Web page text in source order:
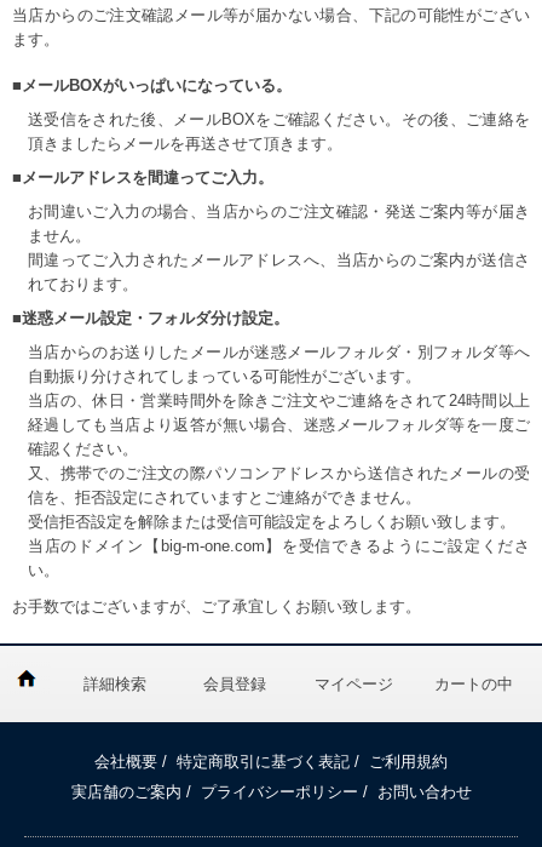
当店からのご注文確認メール等が届かない場合、下記の可能性がござい
ます。
■メールBOXがいっぱいになっている。
送受信をされた後、メールBOXをご確認ください。その後、ご連絡を
頂きましたらメールを再送させて頂きます。
■メールアドレスを間違ってご入力。
お間違いご入力の場合、当店からのご注文確認・発送ご案内等が届き
ません。
間違ってご入力されたメールアドレスへ、当店からのご案内が送信さ
れております。
■迷惑メール設定・フォルダ分け設定。
当店からのお送りしたメールが迷惑メールフォルダ・別フォルダ等へ
自動振り分けされてしまっている可能性がございます。
当店の、休日・営業時間外を除きご注文やご連絡をされて24時間以上
経過しても当店より返答が無い場合、迷惑メールフォルダ等を一度ご
確認ください。
又、携帯でのご注文の際パソコンアドレスから送信されたメールの受
信を、拒否設定にされていますとご連絡ができません。
受信拒否設定を解除または受信可能設定をよろしくお願い致します。
当店のドメイン【big-m-one.com】を受信できるようにご設定くださ
い。
お手数ではございますが、ご了承宜しくお願い致します。
詳細検索 会員登録 マイページ カートの中
会社概要 / 特定商取引に基づく表記 /
ご利用規約
実店舗のご案内 / プライバシーポリシー / お問い合わせ